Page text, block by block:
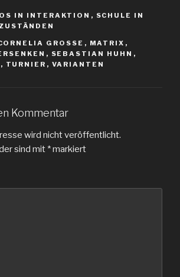
IN INTERAKTION , SCHULE IN
GROSSE , MATRIX ,
, SEBASTIAN HUHN ,
, TURNIER , VARIANTEN
Kommentar
wird nicht veröffentlicht.
sind mit *markiert